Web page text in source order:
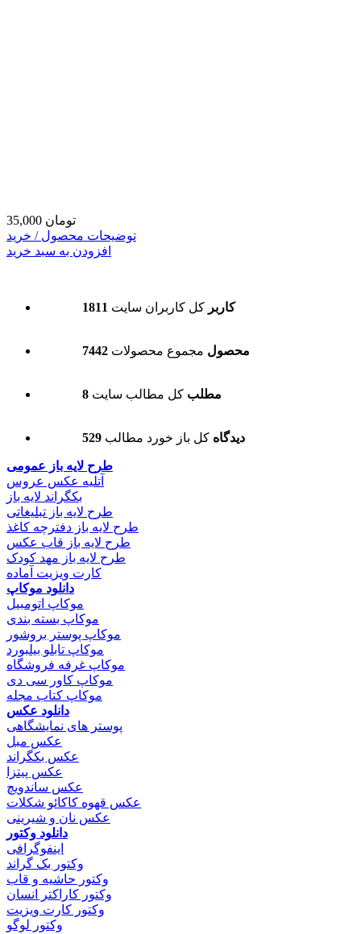
35,000 تومان
توضیحات محصول / خرید
افزودن به سبد خرید
1811 کاربر کل کاربران سایت
7442 محصول مجموع محصولات
8 مطلب کل مطالب سایت
529 دیدگاه کل باز خورد مطالب
طرح لایه باز عمومی
آتلیه عکس عروس
بکگراند لایه باز
طرح لایه باز تبلیغاتی
طرح لایه باز دفترچه کاغذ
طرح لایه باز قاب عکس
طرح لایه باز مهد کودک
کارت ویزیت آماده
دانلود موکاپ
موکاپ اتومبیل
موکاپ بسته بندی
موکاپ پوستر بروشور
موکاپ تابلو بیلبورد
موکاپ غرفه فروشگاه
موکاپ کاور سی دی
موکاپ کتاب مجله
دانلود عکس
پوستر های نمایشگاهی
عکس مبل
عکس بکگراند
عکس پیتزا
عکس ساندویچ
عکس قهوه کاکائو شکلات
عکس نان و شیرینی
دانلود وکتور
اینفوگرافی
وکتور بک گراند
وکتور حاشیه و قاب
وکتور کاراکتر انسان
وکتور کارت ویزیت
وکتور لوگو